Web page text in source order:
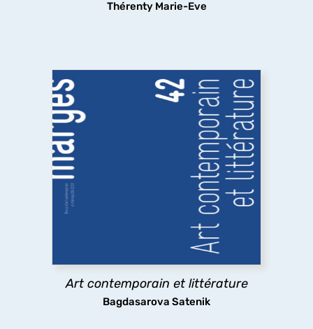
Thérenty Marie-Eve
Art contemporain et littérature
Bagdasarova Satenik
Art contemporain et littérature
Quelles sont les relations entre art contemporain
et littérature ? A travers des exemples allant des
emprunts littéraires à des œuvres plastiques
jusqu’à l’usage par l’art contemporain de textes
explore les pratiques
découvrir